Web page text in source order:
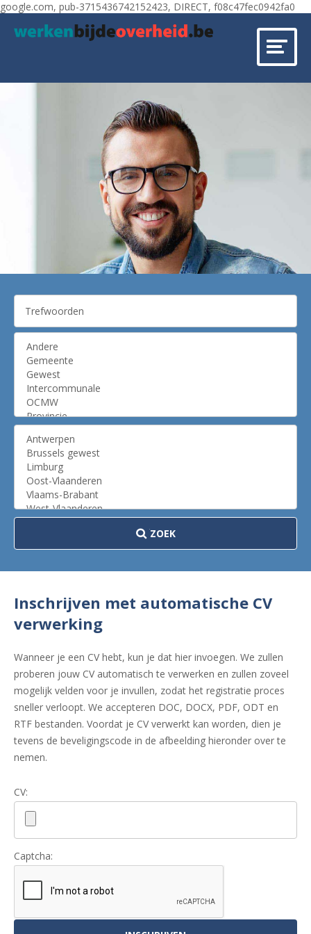
google.com, pub-3715436742152423, DIRECT, f08c47fec0942fa0
ZOEK
Inschrijven met automatische CV
verwerking
Wanneer je een CV hebt, kun je dat hier invoegen. We zullen
proberen jouw CV automatisch te verwerken en zullen zoveel
mogelijk velden voor je invullen, zodat het registratie proces
sneller verloopt. We accepteren DOC, DOCX, PDF, ODT en
RTF bestanden. Voordat je CV verwerkt kan worden, dien je
tevens de beveligingscode in de afbeelding hieronder over te
nemen.
CV:
Captcha: